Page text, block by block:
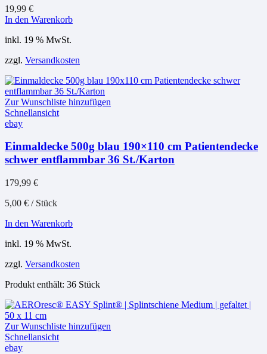
19,99 €
In den Warenkorb
inkl. 19 % MwSt.
zzgl. Versandkosten
Zur Wunschliste hinzufügen
Schnellansicht
ebay
Einmaldecke 500g blau 190×110 cm Patientendecke
schwer entflammbar 36 St./Karton
179,99 €
5,00 € / Stück
In den Warenkorb
inkl. 19 % MwSt.
zzgl. Versandkosten
Produkt enthält: 36 Stück
Zur Wunschliste hinzufügen
Schnellansicht
ebay